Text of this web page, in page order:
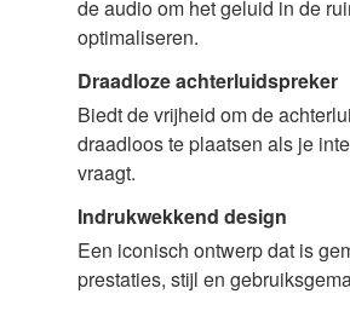
de audio om het geluid in de
optimaliseren.
Draadloze achterluidspreker
Biedt de vrijheid om de
draadloos te plaatsen als je
vraagt.
Indrukwekkend design
Een iconisch ontwerp dat is
prestaties, stijl en